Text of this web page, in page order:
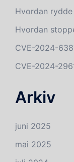
Hvordan
Hvordan
CVE-2024-
CVE-2024-
Arkiv
juni 2025
mai 2025